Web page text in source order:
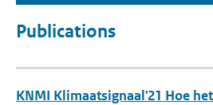
Publications
KNMI Klimaatsignaal'21 Hoe